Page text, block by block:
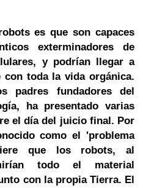
es que son capaces
exterminadores de
y podrían llegar a
con toda la vida orgánica.
padres fundadores del
ha presentado varias
el día del juicio final. Por
como el 'problema
que los robots, al
todo el material
con la propia Tierra. El